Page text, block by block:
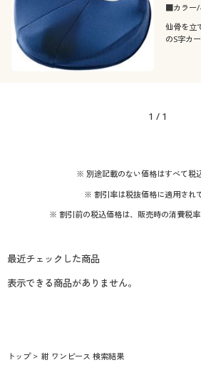
■カラー/
仙骨を立
のS字カ
1 / 1
※ 別途記載のない価格はすべて税
※ 割引率は税抜価格に適用され
※ 割引前の税込価格は、販売時の消費税率
最近チェックした商品
表示できる商品がありません。
トップ 紺 ワンピース 検索結果